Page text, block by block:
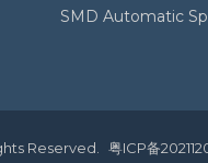
SMD Automatic
Reserved. 粤ICP备